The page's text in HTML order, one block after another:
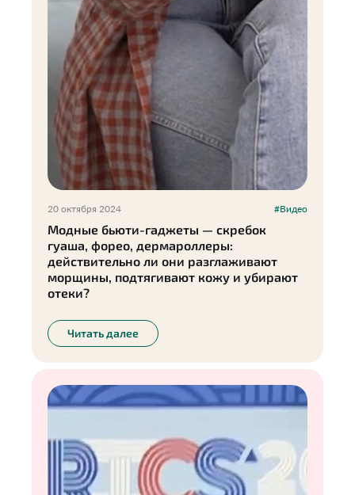
20 октября 2024 #Видео
Модные бьюти-гаджеты — скребок
гуаша, форео, дермароллеры:
действительно ли они разглаживают
морщины, подтягивают кожу и убирают
отеки?
Читать далее